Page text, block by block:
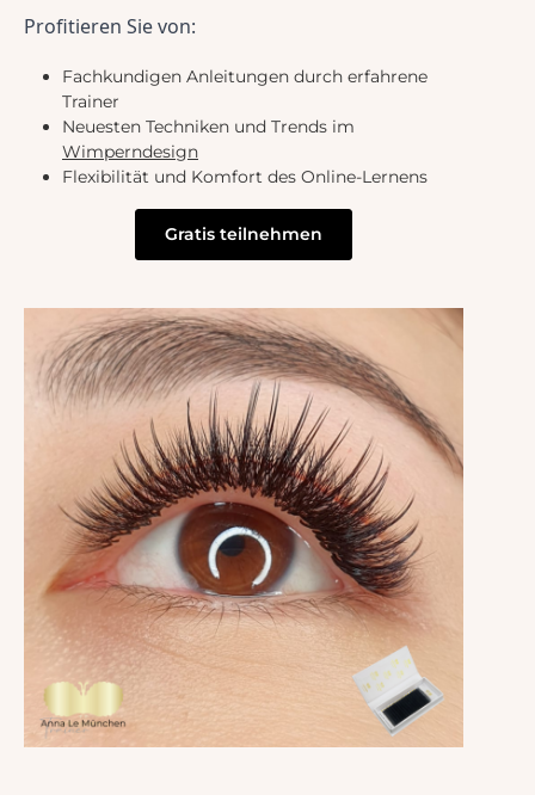
Profitieren Sie von:
Fachkundigen Anleitungen durch erfahrene
Trainer
Neuesten Techniken und Trends im
Wimperndesign
Flexibilität und Komfort des Online-Lernens
Gratis teilnehmen